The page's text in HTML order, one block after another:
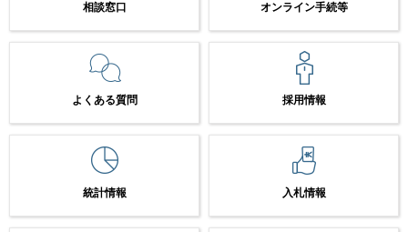
相談窓口 オンライン手続等
よくある質問 採用情報
統計情報 入札情報